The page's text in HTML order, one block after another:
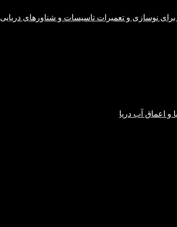
نوسازی و تعمیرات تاسیسات و شناورهای دریایی
اعماق آب دریا